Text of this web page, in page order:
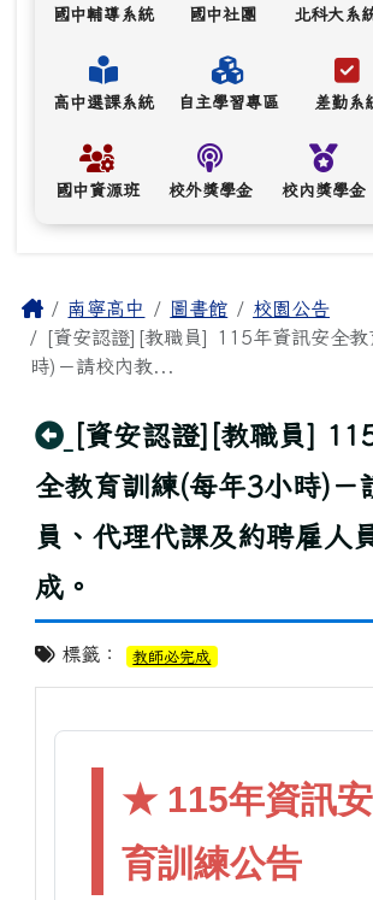
國中輔導系統 國中社團 北科大系
高中選課系統 自主學習專區 差勤系
國中資源班 校外獎學金 校內獎學金
主內容區域
Home南寧高中 圖書館
校園公告
[資安認證][教職員] 115年資訊安全
時)－請校內教...
回上頁
[資安認證][教職員]
全教育訓練(每年3小時)－
員、代理代課及約聘雇人
成。
標籤： 教師必完成
★ 115年資訊
育訓練公告